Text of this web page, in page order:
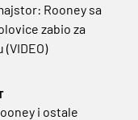
Rooney sa
zabio za
i ostale